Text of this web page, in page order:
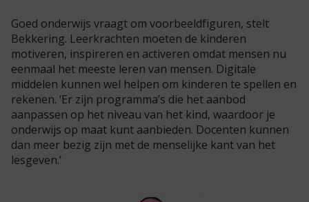
Goed onderwijs vraagt om voorbeeldfiguren, stelt
Bekkering. Leerkrachten moeten de kinderen
motiveren, inspireren en activeren omdat mensen nu
eenmaal het meeste leren van mensen. Digitale
middelen kunnen wel helpen om kinderen te spellen en
rekenen. ‘Er zijn programma’s die het aanbod
aanpassen op het niveau van het kind, waardoor je
onderwijs op maat kunt aanbieden. Docenten kunnen
dan meer bezig zijn met de menselijke kant van het
lesgeven.’